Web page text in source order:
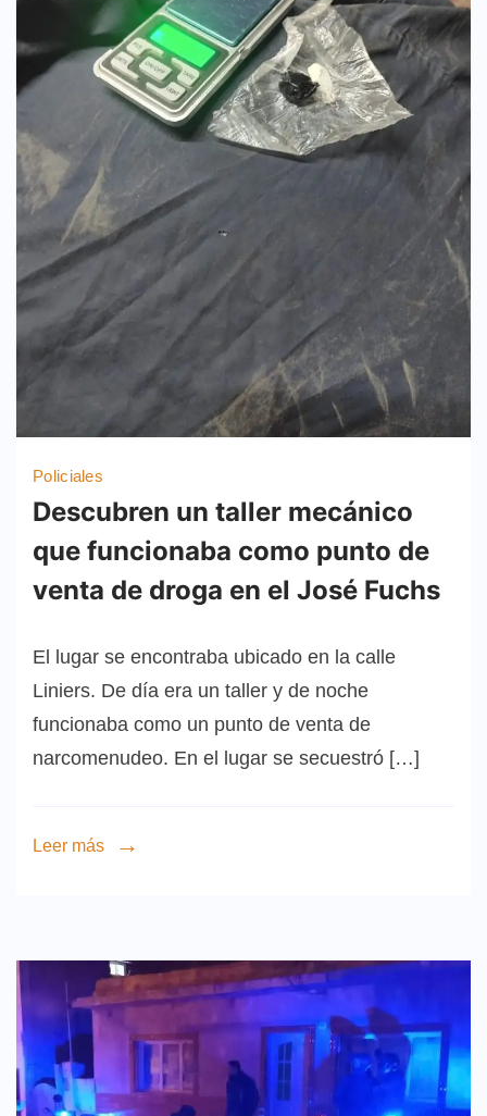
Policiales
Descubren un taller mecánico
que funcionaba como punto de
venta de droga en el José Fuchs
El lugar se encontraba ubicado en la calle
Liniers. De día era un taller y de noche
funcionaba como un punto de venta de
narcomenudeo. En el lugar se secuestró […]
Leer más